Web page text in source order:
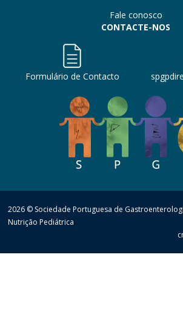
Fale conosco
CONTACTE-NOS
Formulário de Contacto
2026 © Sociedade Portuguesa de
Nutrição Pediátrica